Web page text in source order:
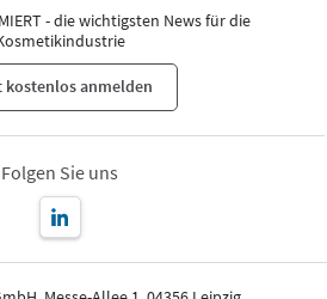
Strategy Lab)
Naturkosmetik GmbH & Co. KG)
- die wichtigsten News für die
kostenlos anmelden
Folgen Sie uns